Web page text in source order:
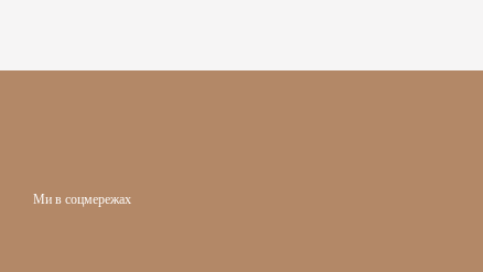
Ми в соцмережах